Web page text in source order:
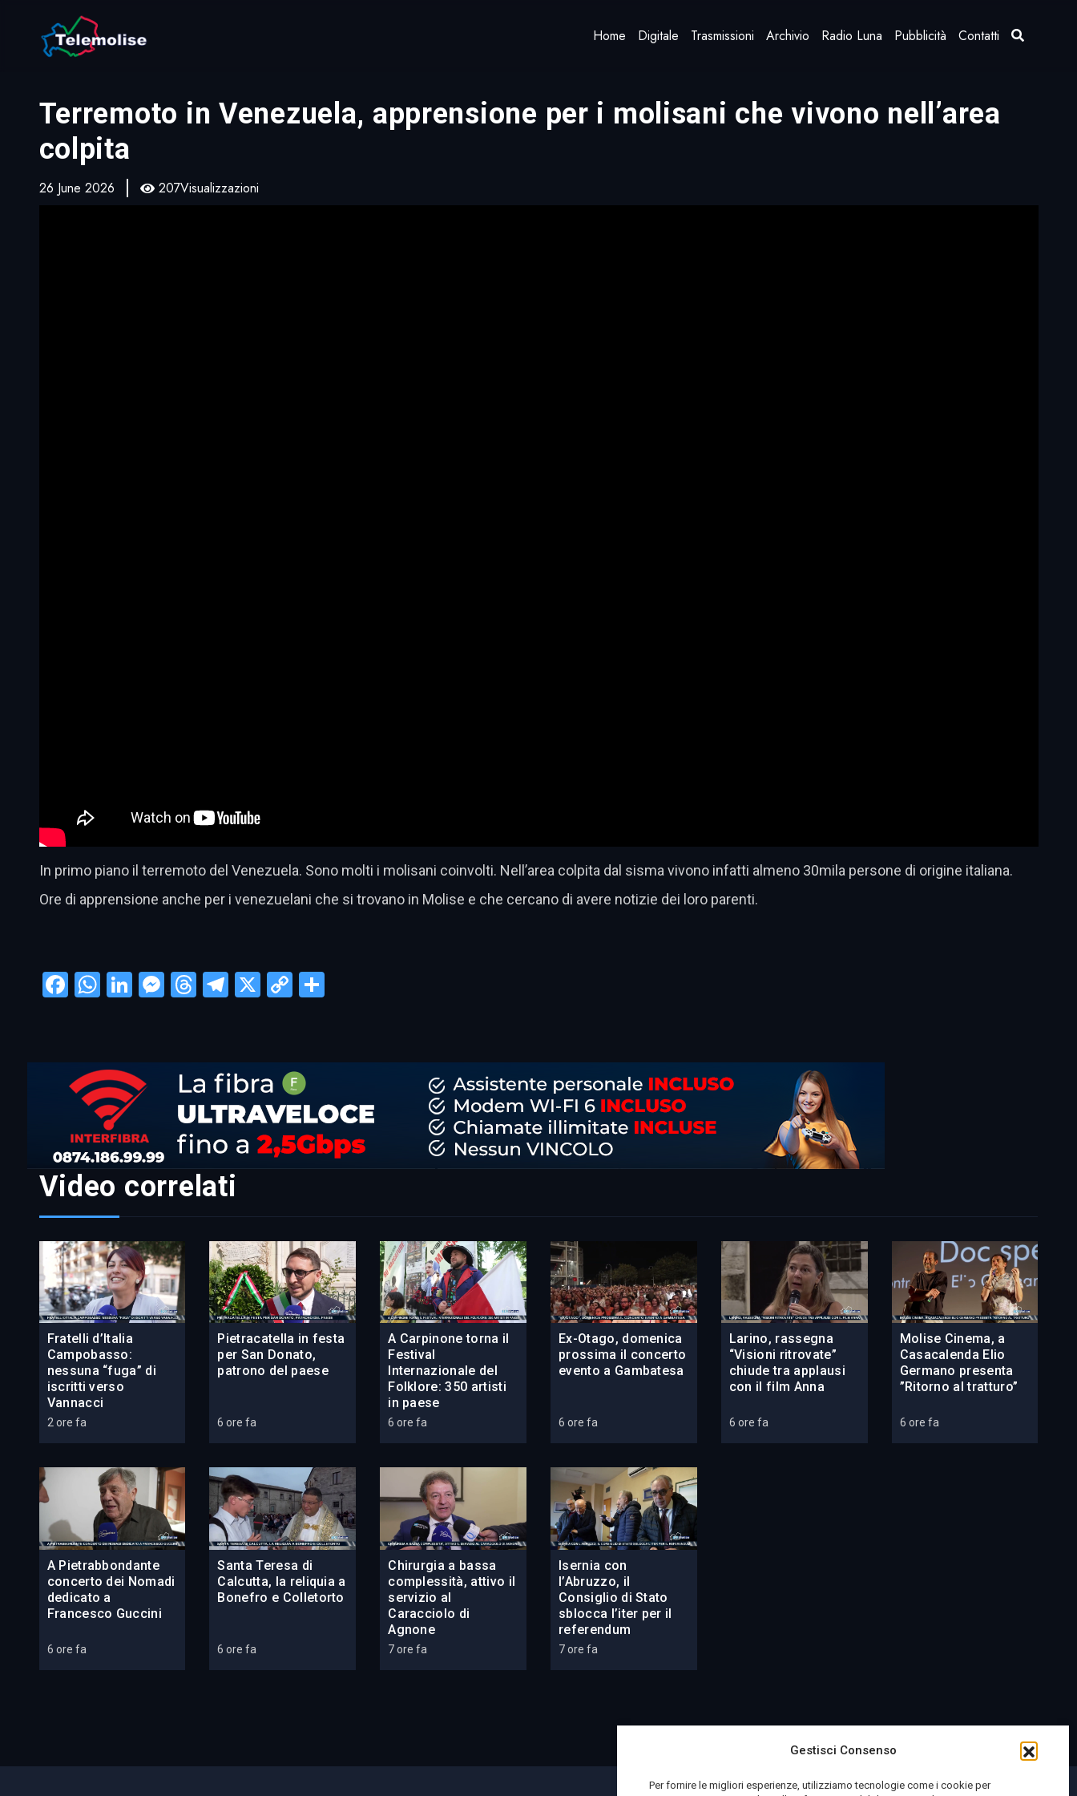
Gestisci Consenso
Per fornire le migliori esperienze, utilizziamo tecnologie come i cookie per
Home Digitale Trasmissioni Archivio Radio Luna Pubblicità Contatti
Terremoto in Venezuela, apprensione per i molisani che vivono nell’area
colpita
26 June 2026 207Visualizzazioni
In primo piano il terremoto del Venezuela. Sono molti i molisani coinvolti. Nell’area colpita dal sisma vivono infatti almeno 30mila persone di origine italiana.
Ore di apprensione anche per i venezuelani che si trovano in Molise e che cercano di avere notizie dei loro parenti.
Facebook
WhatsApp
LinkedIn
Messenger
Threads
Telegram
X CopyCondividi
Video correlati
Fratelli d’Italia
Campobasso:
nessuna “fuga” di
iscritti verso
Vannacci
2 ore fa
Pietracatella in festa
per San Donato,
patrono del paese
6 ore fa
A Carpinone torna il
Festival
Internazionale del
Folklore: 350 artisti
in paese
6 ore fa
Ex-Otago, domenica
prossima il concerto
evento a Gambatesa
6 ore fa
Larino, rassegna
“Visioni ritrovate”
chiude tra applausi
con il film Anna
6 ore fa
Molise Cinema, a
Casacalenda Elio
Germano presenta
”Ritorno al tratturo”
6 ore fa
A Pietrabbondante
concerto dei Nomadi
dedicato a
Francesco Guccini
6 ore fa
Santa Teresa di
Calcutta, la reliquia a
Bonefro e Colletorto
6 ore fa
Chirurgia a bassa
complessità, attivo il
servizio al
Caracciolo di
Agnone
7 ore fa
Isernia con
l’Abruzzo, il
Consiglio di Stato
sblocca l’iter per il
referendum
7 ore fa